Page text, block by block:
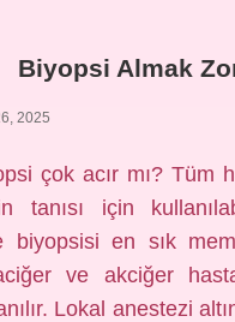
Biyopsi Almak
2025
çok acır mı? Tüm
tanısı için
biyopsisi en sık
ve akciğer
Lokal anestezi